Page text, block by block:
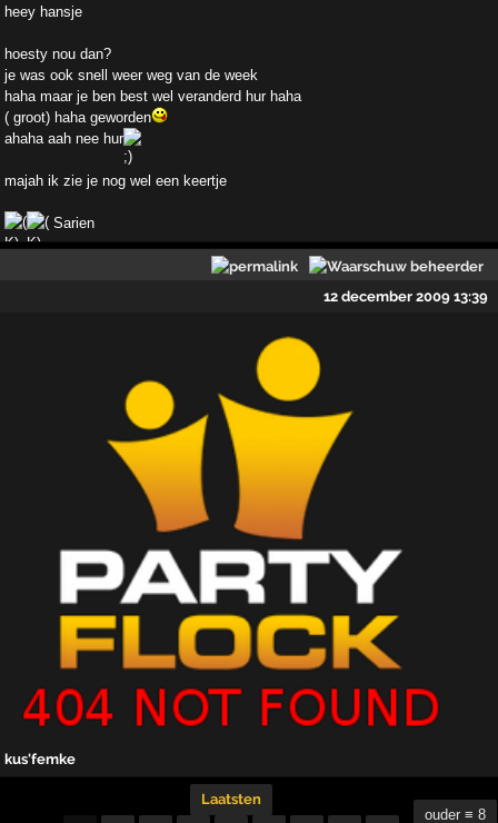
heey hansje
hoesty nou dan?
je was ook snell weer weg van de week
haha maar je ben best wel veranderd hur haha
( groot) haha geworden
ahaha aah nee hur
majah ik zie je nog wel een keertje
Sarien
12 december 2009 13:39
kus'femke
Laatsten
ouder ≡ 8